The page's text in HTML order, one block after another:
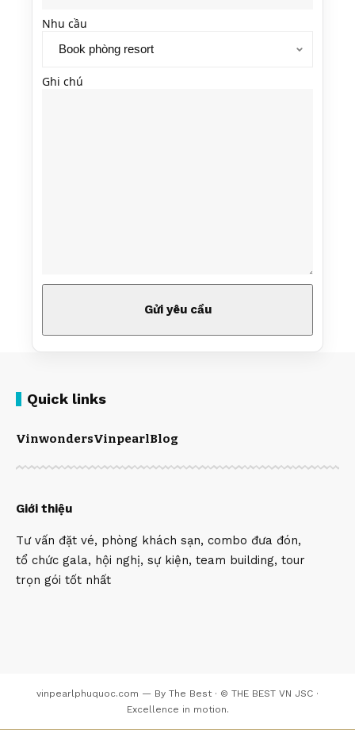
Nhu cầu
Ghi chú
Quick links
VinwondersVinpearlBlog
Giới thiệu
Tư vấn đặt vé, phòng khách sạn, combo đưa đón,
tổ chức gala, hội nghị, sự kiện, team building, tour
trọn gói tốt nhất
vinpearlphuquoc.com — By The Best · © THE BEST VN JSC ·
Excellence in motion.